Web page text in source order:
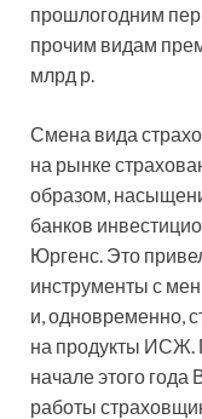
прошлогодним
прочим видам
млрд р.
Смена вида
на рынке
образом,
банков
Юргенс. Это
инструменты с
и, одновременно,
на продукты ИСЖ.
начале этого
работы